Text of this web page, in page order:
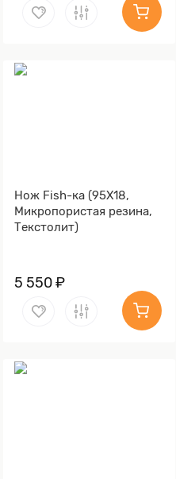
Нож Fish-ка (95Х18,
Микропористая резина,
Текстолит)
5 550 ₽